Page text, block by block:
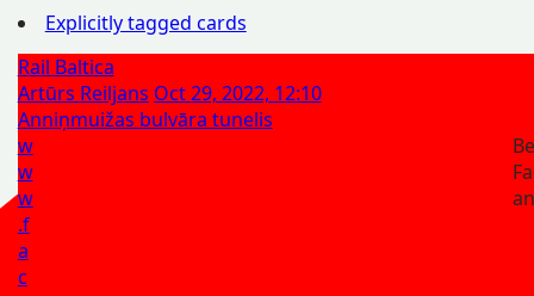
Explicitly tagged cards
Rail Baltica
Artūrs Reiljans Oct 29, 2022, 12:10
Anniņmuižas bulvāra tunelis
w
w
w
.f
a
c